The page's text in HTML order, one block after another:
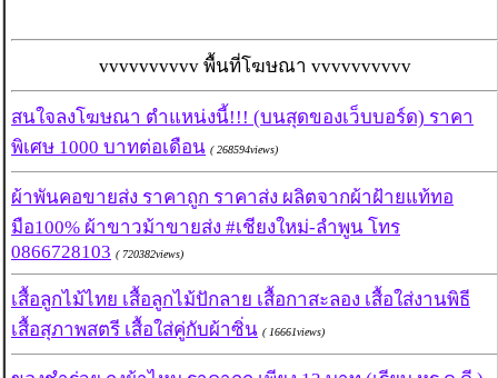
vvvvvvvvvv พื้นที่โฆษณา vvvvvvvvvv
สนใจลงโฆษณา ตำแหน่งนี้!!! (บนสุดของเว็บบอร์ด) ราคา
พิเศษ 1000 บาทต่อเดือน ( 268594views)
ผ้าพันคอขายส่ง ราคาถูก ราคาส่ง ผลิตจากผ้าฝ้ายแท้ทอ
มือ100% ผ้าขาวม้าขายส่ง #เชียงใหม่-ลำพูน โทร
0866728103 ( 720382views)
เสื้อลูกไม้ไทย เสื้อลูกไม้ปักลาย เสื้อกาสะลอง เสื้อใส่งานพิธี
เสื้อสุภาพสตรี เสื้อใส่คู่กับผ้าซิ่น ( 16661views)